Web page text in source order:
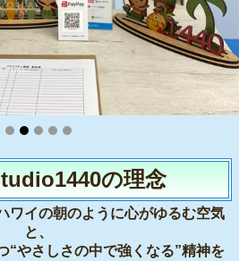
の理念
ワイの朝のように心がゆるむ空気
と、
“やさしさの中で強くなる”精神を